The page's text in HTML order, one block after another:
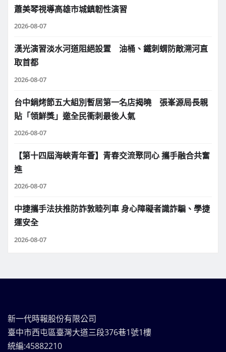
蕭美琴視導高雄市城鎮韌性演習
2026-08-07
漢光演習淡水河道阻絕設置 油桶、鐵刺蝟防敵溯河直
取首都
2026-08-07
台中鍋烤節五大組別暫居第一名店揭曉 張峯源局長親
貼「領鮮獎」邀全民衝刺最後人氣
2026-08-07
【第十四屆海峽青年薈】青春交流聚同心 攜手融合共奮
進
2026-08-07
中捷攜手法扶推防詐敦睦列車 身心障礙者識詐騙、學捷
運安全
2026-08-07
新一代時報股份有限公司
臺中市西屯區臺灣大道三段376巷1號1樓
統編:45882210